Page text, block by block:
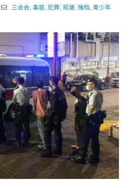
三合会 ,毒窟 ,犯罪 ,观塘 ,赌档 ,青少年